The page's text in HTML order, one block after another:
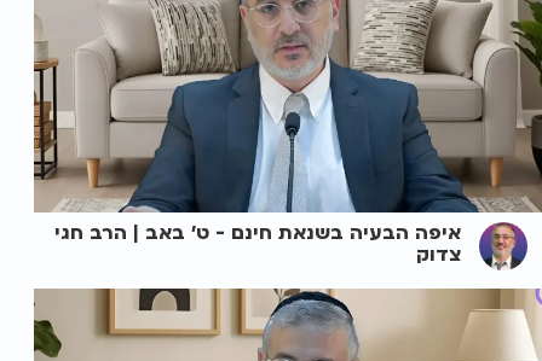
איפה הבעיה בשנאת חינם - ט' באב | הרב חגי
צדוק